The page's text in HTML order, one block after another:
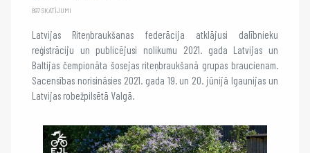
897 SKATĪJUMI
Latvijas Riteņbraukšanas federācija atklājusi dalībnieku
reģistrāciju un publicējusi nolikumu 2021. gada Latvijas un
Baltijas čempionāta šosejas riteņbraukšanā grupas braucienam.
Sacensības norisināsies 2021. gada 19. un 20. jūnijā Igaunijas un
Latvijas robežpilsētā Valgā.